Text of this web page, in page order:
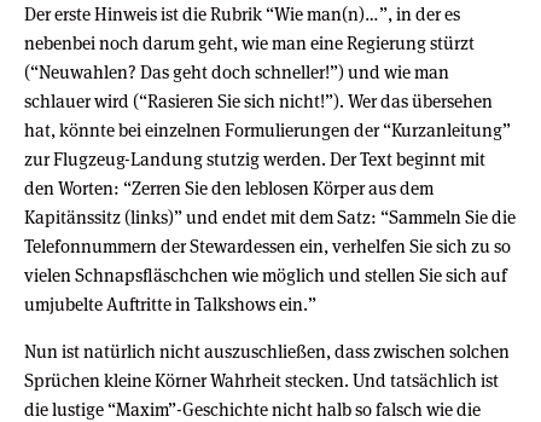
Der erste Hinweis ist die Rubrik “Wie man(n)…”, in der es
nebenbei noch darum geht, wie man eine Regierung stürzt
(“Neuwahlen? Das geht doch schneller!”) und wie man
schlauer wird (“Rasieren Sie sich nicht!”). Wer das übersehen
hat, könnte bei einzelnen Formulierungen der “Kurzanleitung”
zur Flugzeug-Landung stutzig werden. Der Text beginnt mit
den Worten: “Zerren Sie den leblosen Körper aus dem
Kapitänssitz (links)” und endet mit dem Satz: “Sammeln Sie die
Telefonnummern der Stewardessen ein, verhelfen Sie sich zu so
vielen Schnapsfläschchen wie möglich und stellen Sie sich auf
umjubelte Auftritte in Talkshows ein.”
Nun ist natürlich nicht auszuschließen, dass zwischen solchen
Sprüchen kleine Körner Wahrheit stecken. Und tatsächlich ist
die lustige “Maxim”-Geschichte nicht halb so falsch wie die